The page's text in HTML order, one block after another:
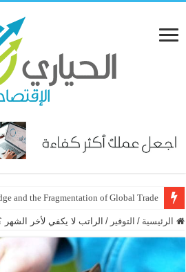
and the Fragmentation of Global Trade
الرئيسية / التوفير / الراتب لا يكفي لأخر الشهر